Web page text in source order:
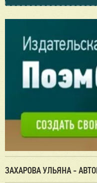
ЗАХАРОВА УЛЬЯНА -